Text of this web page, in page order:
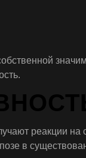
реакции на
в